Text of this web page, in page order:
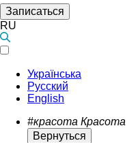
Записаться
RU
Українська
Русский
English
#красота Красота
Вернуться